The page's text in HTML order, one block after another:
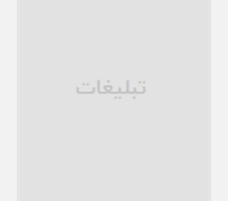
ترجیح عقلانیت ایرانی بر دیدگاه‌های آخرالزمانی